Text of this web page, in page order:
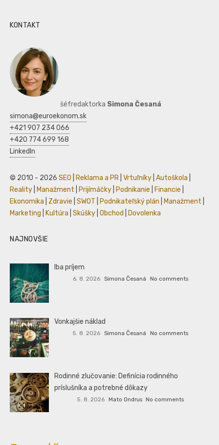
KONTAKT
šéfredaktorka Simona Česaná
simona@euroekonom.sk
+421 907 234 066
+420 774 699 168
LinkedIn
© 2010 - 2026 SEO Reklama a PR Vrtuľníky Autoškola
Reality
Manažment Prijímáčky Podnikanie Financie
Ekonomika
Zdravie SWOT Podnikateľský plán Manažment
Marketing
Kultúra Skúšky Obchod Dovolenka
NAJNOVŠIE
Iba príjem
6. 8. 2026 Simona Česaná No comments
Vonkajšie náklad
5. 8. 2026 Simona Česaná No comments
Rodinné zlučovanie: Definícia rodinného
príslušníka a potrebné dôkazy
5. 8. 2026 Mato Ondrus No comments